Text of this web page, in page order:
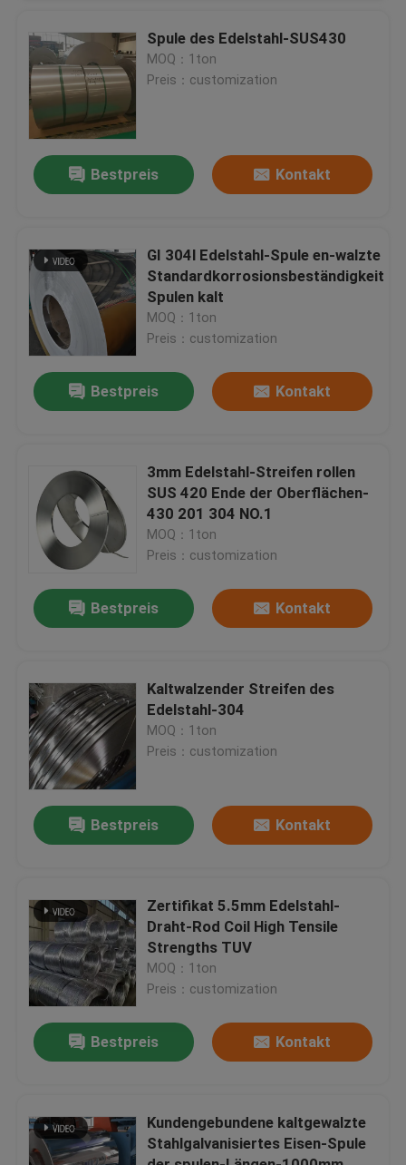
Produkte
Videos
Über uns
Qualitätskontrolle
Kontakt
Nachrichten
Referenzen
Spule des Edelstahl-SUS430
MOQ：1ton
Preis：customization
Bestpreis Kontakt
GI 304l Edelstahl-Spule en-walzte
Standardkorrosionsbeständigkeit
Spulen kalt
MOQ：1ton
Preis：customization
Bestpreis Kontakt
3mm Edelstahl-Streifen rollen
SUS 420 Ende der Oberflächen-
430 201 304 NO.1
MOQ：1ton
Preis：customization
Bestpreis Kontakt
Kaltwalzender Streifen des
Edelstahl-304
MOQ：1ton
Preis：customization
Bestpreis Kontakt
Zertifikat 5.5mm Edelstahl-
Draht-Rod Coil High Tensile
Strengths TUV
MOQ：1ton
Preis：customization
Bestpreis Kontakt
Kundengebundene kaltgewalzte
Stahlgalvanisiertes Eisen-Spule